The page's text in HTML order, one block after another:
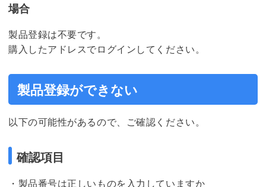
場合
製品登録は不要です。
購入したアドレスでログインしてください。
製品登録ができない
以下の可能性があるので、ご確認ください。
確認項目
・製品番号は正しいものを入力していますか